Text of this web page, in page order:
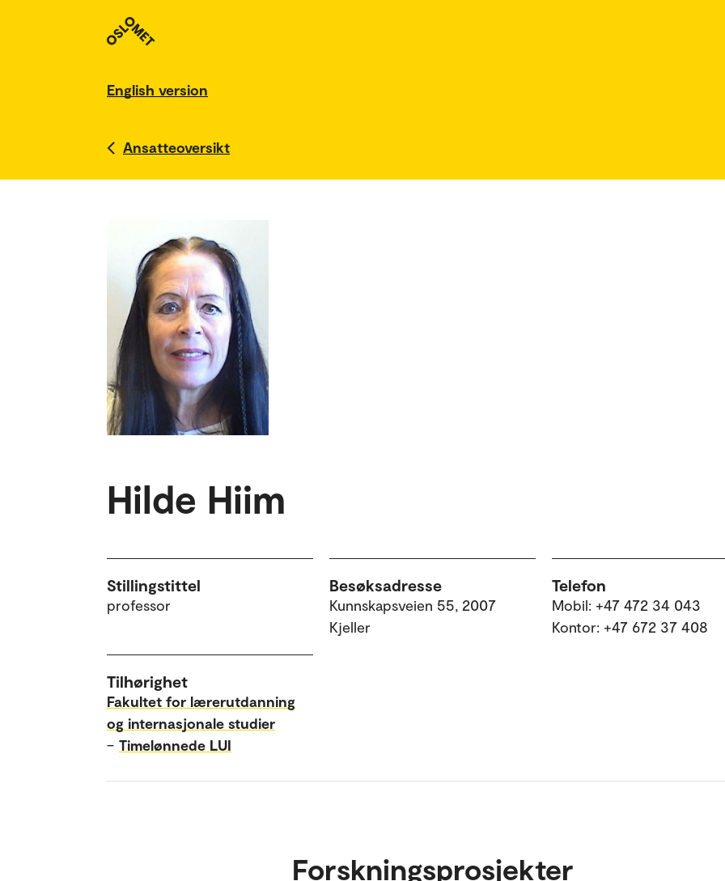
English version
Ansatteoversikt
Hilde Hiim
Stillingstittel
professor
Besøksadresse
Kunnskapsveien 55, 2007
Kjeller
Telefon
Mobil: +47 472 34 043
Kontor: +47 672 37 408
Tilhørighet
Fakultet for lærerutdanning
og internasjonale studier
– Timelønnede LUI
Forskningsprosjekter